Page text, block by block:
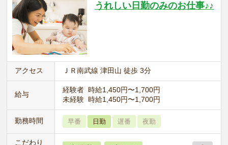
うれしい日勤のみのお仕事♪♪
アクセス ＪＲ南武線 津田山 徒歩 3分
給与
経験者 時給1,450円〜1,700円
未経験 時給1,450円〜1,700円
勤務時間 早番 日勤 遅番 夜勤
こだわり